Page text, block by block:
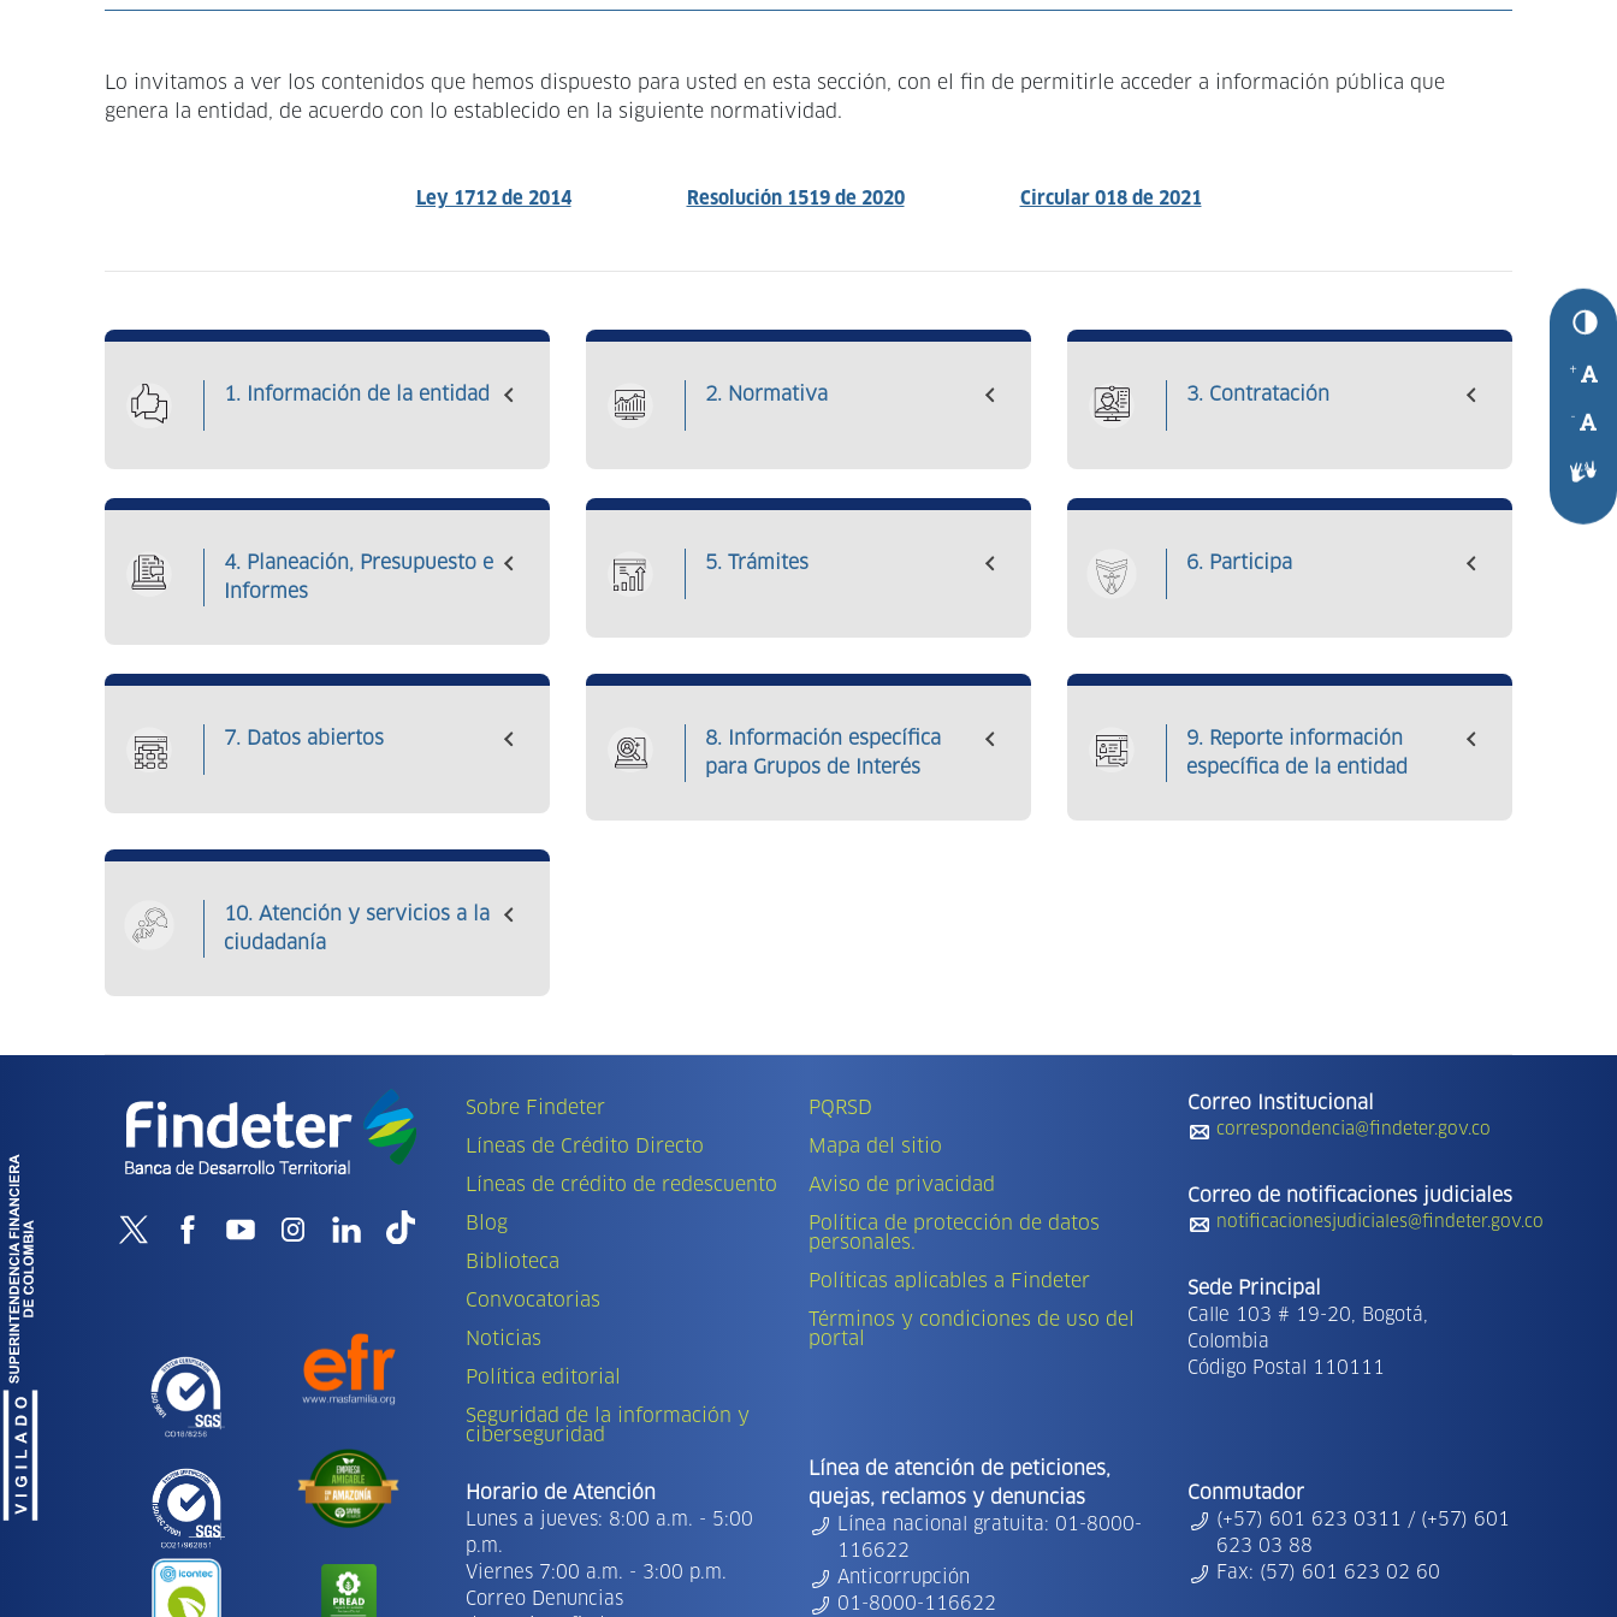
+
-
navegación
Lo invitamos a ver los contenidos que hemos dispuesto para usted en esta sección, con el fin de permitirle acceder a información pública que
genera la entidad, de acuerdo con lo establecido en la siguiente normatividad.
Ley 1712 de 2014 Resolución 1519 de 2020 Circular 018 de 2021
1. Información de la entidad 2. Normativa 3. Contratación
4. Planeación, Presupuesto e
Informes
5. Trámites 6. Participa
7. Datos abiertos
8. Información específica
para Grupos de Interés
9. Reporte información
específica de la entidad
10. Atención y servicios a la
ciudadanía
Sobre Findeter
Líneas de Crédito Directo
Líneas de crédito de redescuento
Blog
Biblioteca
Convocatorias
Noticias
Política editorial
Seguridad de la información y
ciberseguridad
Horario de Atención
Lunes a jueves: 8:00 a.m. - 5:00
p.m.
Viernes 7:00 a.m. - 3:00 p.m.
Correo Denuncias
PQRSD
Mapa del sitio
Aviso de privacidad
Política de protección de datos
personales.
Políticas aplicables a Findeter
Términos y condiciones de uso del
portal
Línea de atención de peticiones,
quejas, reclamos y denuncias
Línea nacional gratuita: 01-8000-
116622
Anticorrupción
01-8000-116622
Correo Institucional
correspondencia@findeter.gov.co
Correo de notificaciones judiciales
notificacionesjudiciales@findeter.gov.co
Sede Principal
Calle 103 # 19-20, Bogotá,
Colombia
Código Postal 110111
Conmutador
(+57) 601 623 0311 / (+57) 601
623 03 88
Fax: (57) 601 623 02 60